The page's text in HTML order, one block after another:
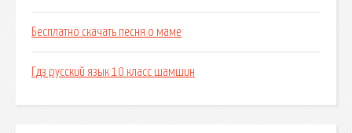
Бесплатно скачать песня о маме
Гдз русский язык 10 класс шамшин